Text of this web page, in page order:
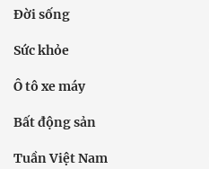
Đời sống
Sức khỏe
Ô tô xe máy
Bất động sản
Tuần Việt Nam